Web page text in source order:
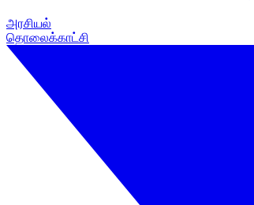
அரசியல்
தொலைக்காட்சி